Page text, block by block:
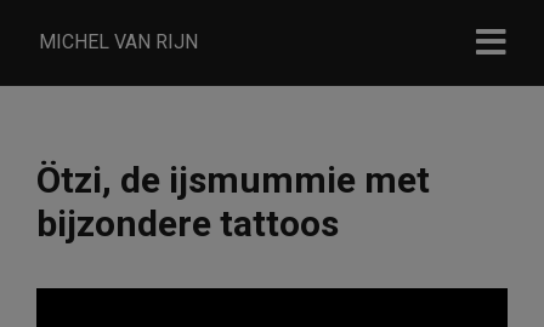
MICHEL VAN RIJN
Ötzi, de ijsmummie met
bijzondere tattoos